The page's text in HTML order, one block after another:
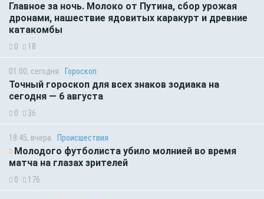
Главное за ночь. Молоко от Путина, сбор урожая
дронами, нашествие ядовитых каракурт и древние
катакомбы
0 18
01:00, сегодня Гороскоп
Точный гороскоп для всех знаков зодиака на
сегодня — 6 августа
0 36
18:45, вчера Происшествия
Молодого футболиста убило молнией во время
матча на глазах зрителей
0 176